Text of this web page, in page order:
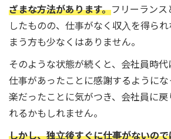
ざまな方法があります。フリーランス
したものの、仕事がなく収入を得ら
まう方も少なくはありません。
そのような状態が続くと、会社員時
仕事があったことに感謝するように
楽だったことに気がつき、会社員に
れるかもしれません。
しかし、独立後すぐに仕事がないの